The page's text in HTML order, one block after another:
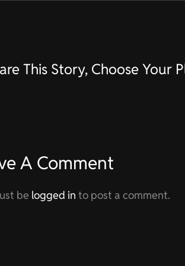
This Story, Choose Your
A Comment
be logged in to post a comment.